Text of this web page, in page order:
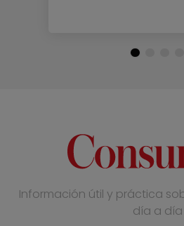
Información útil y práctica
día a día